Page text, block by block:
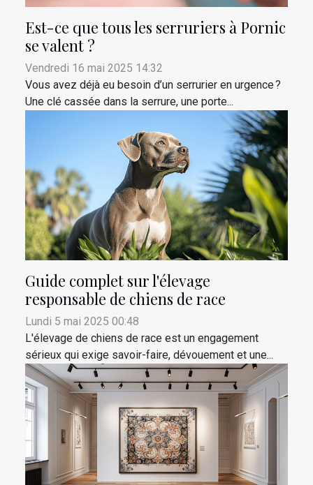
Est-ce que tous les serruriers à Pornic
se valent ?
Vendredi 16 mai 2025 14:32
Vous avez déjà eu besoin d’un serrurier en urgence ?
Une clé cassée dans la serrure, une porte...
Guide complet sur l'élevage
responsable de chiens de race
Lundi 5 mai 2025 00:48
L'élevage de chiens de race est un engagement
sérieux qui exige savoir-faire, dévouement et une...